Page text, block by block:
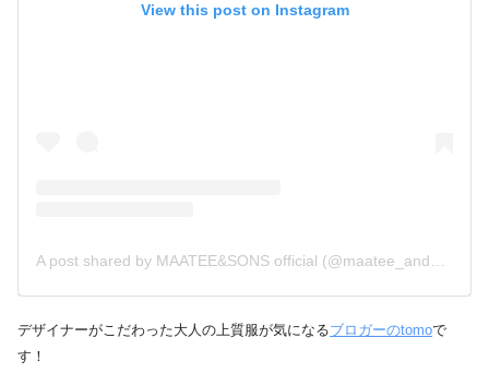
View this post on Instagram
デザイナーがこだわった大人の上質服が気になるブロガーのtomoで
す！